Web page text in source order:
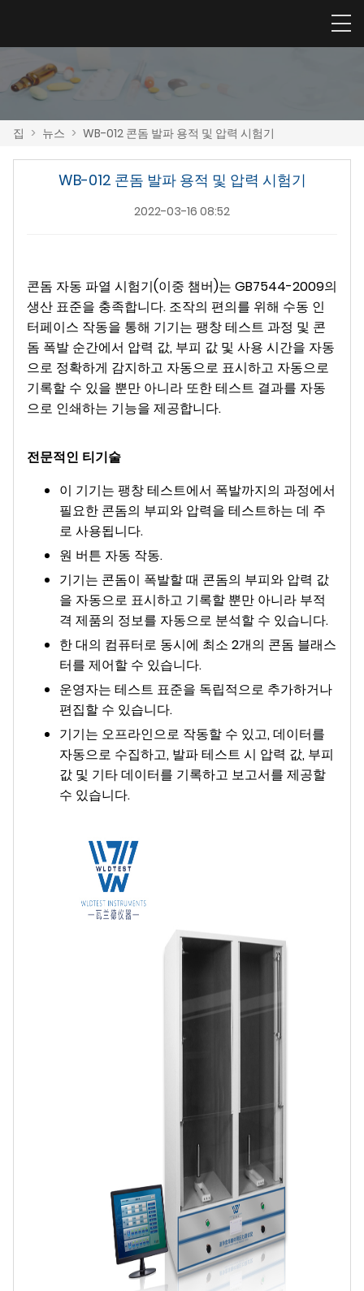
집 > 뉴스 > WB-012 콘돔 발파 용적 및 압력 시험기
WB-012 콘돔 발파 용적 및 압력 시험기
2022-03-16 08:52
콘돔 자동 파열 시험기(이중 챔버)는 GB7544-2009의
생산 표준을 충족합니다. 조작의 편의를 위해 수동 인
터페이스 작동을 통해 기기는 팽창 테스트 과정 및 콘
돔 폭발 순간에서 압력 값, 부피 값 및 사용 시간을 자동
으로 정확하게 감지하고 자동으로 표시하고 자동으로
기록할 수 있을 뿐만 아니라 또한 테스트 결과를 자동
으로 인쇄하는 기능을 제공합니다.
전문적인 티기술
이 기기는 팽창 테스트에서 폭발까지의 과정에서
필요한 콘돔의 부피와 압력을 테스트하는 데 주
로 사용됩니다.
원 버튼 자동 작동.
기기는 콘돔이 폭발할 때 콘돔의 부피와 압력 값
을 자동으로 표시하고 기록할 뿐만 아니라 부적
격 제품의 정보를 자동으로 분석할 수 있습니다.
한 대의 컴퓨터로 동시에 최소 2개의 콘돔 블래스
터를 제어할 수 있습니다.
운영자는 테스트 표준을 독립적으로 추가하거나
편집할 수 있습니다.
기기는 오프라인으로 작동할 수 있고, 데이터를
자동으로 수집하고, 발파 테스트 시 압력 값, 부피
값 및 기타 데이터를 기록하고 보고서를 제공할
수 있습니다.